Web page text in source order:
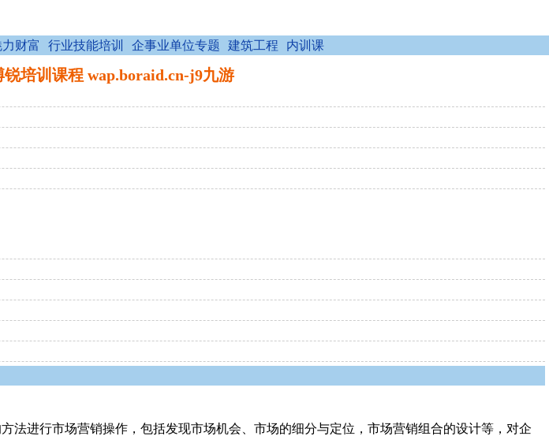
财富 行业技能培训 企事业单位专题 建筑工程 内训课
培训课程 wap.boraid.cn-j9九游
进行市场营销操作，包括发现市场机会、市场的细分与定位，市场营销组合的设计等，对企